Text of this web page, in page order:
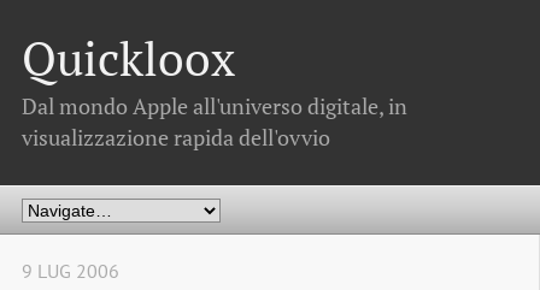
Quickloox
Dal mondo Apple all'universo digitale, in
visualizzazione rapida dell'ovvio
9 LUG 2006